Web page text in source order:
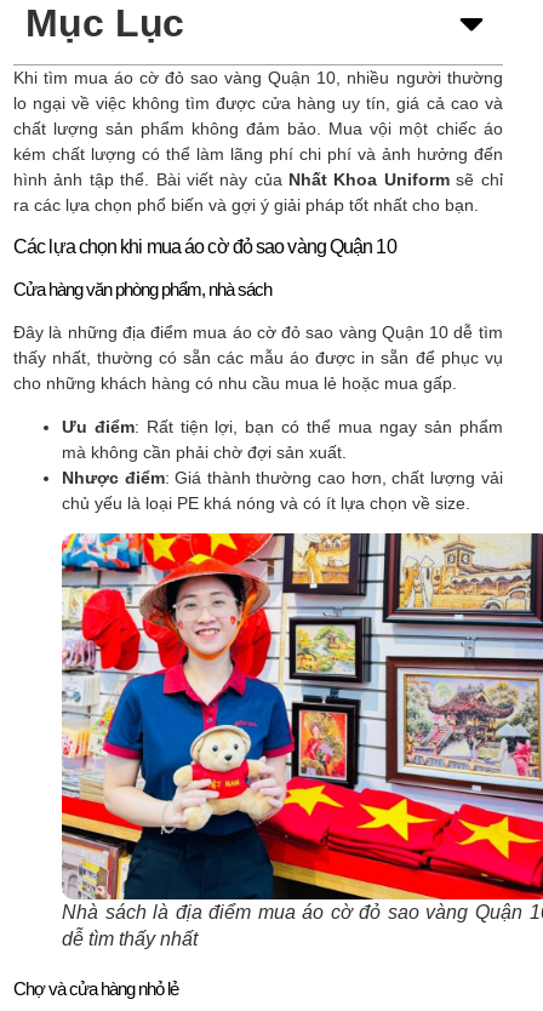
Mục Lục
Khi tìm mua áo cờ đỏ sao vàng Quận 10, nhiều người thường
lo ngại về việc không tìm được cửa hàng uy tín, giá cả cao và
chất lượng sản phẩm không đảm bảo. Mua vội một chiếc áo
kém chất lượng có thể làm lãng phí chi phí và ảnh hưởng đến
hình ảnh tập thể. Bài viết này của Nhất Khoa Uniformsẽ chỉ
ra các lựa chọn phổ biến và gợi ý giải pháp tốt nhất cho bạn.
Các lựa chọn khi mua áo cờ đỏ sao vàng Quận 10
Cửa hàng văn phòng phẩm, nhà sách
Đây là những địa điểm mua áo cờ đỏ sao vàng Quận 10 dễ tìm
thấy nhất, thường có sẵn các mẫu áo được in sẵn để phục vụ
cho những khách hàng có nhu cầu mua lẻ hoặc mua gấp.
Ưu điểm: Rất tiện lợi, bạn có thể mua ngay sản phẩm
mà không cần phải chờ đợi sản xuất.
Nhược điểm: Giá thành thường cao hơn, chất lượng vải
chủ yếu là loại PE khá nóng và có ít lựa chọn về size.
Nhà sách là địa điểm mua áo cờ đỏ sao vàng Quận
dễ tìm thấy nhất
Chợ và cửa hàng nhỏ lẻ